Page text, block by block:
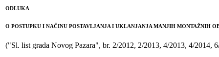
ODLUKA
O POSTUPKU I NAČINU POSTAVLJANJA I UKLANJANJA MANJIH MONTAŽNIH
("Sl. list grada Novog Pazara", br. 2/2012, 2/2013, 4/2013, 4/2014,